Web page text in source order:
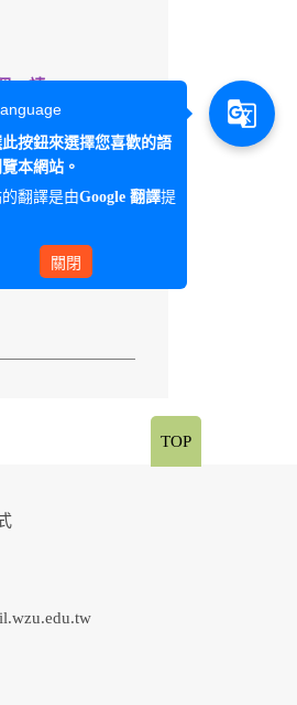
，請
TOP
按鈕來選擇您喜歡的語
本網站。
翻譯是由Google 翻譯提
關閉
g_translate